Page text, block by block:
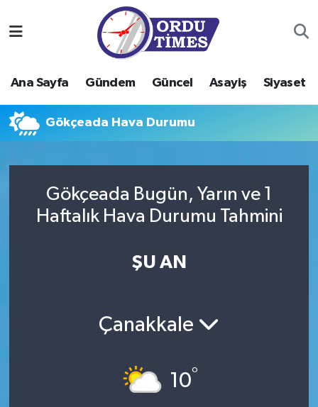
Ana Sayfa Gündem Güncel Asayiş Siyaset
Gökçeada Hava Durumu
Gökçeada Bugün, Yarın ve 1
Haftalık Hava Durumu Tahmini
ŞU AN
Çanakkale
10°
Gündem
Güncel
Siyaset
Ordu Nöbetçi Eczaneler
Ordu Hava Durumu
Ordu Namaz Vakitleri
Süper Lig Puan Durumu ve Fikstür
Son Dakika Haberleri